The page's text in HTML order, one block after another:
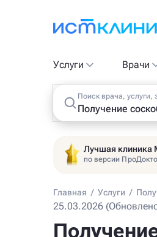
Услуги Врачи
Поиск врача, услуги,
Лучшая клиника
по версии
Главная / Услуги /
25.03.2026